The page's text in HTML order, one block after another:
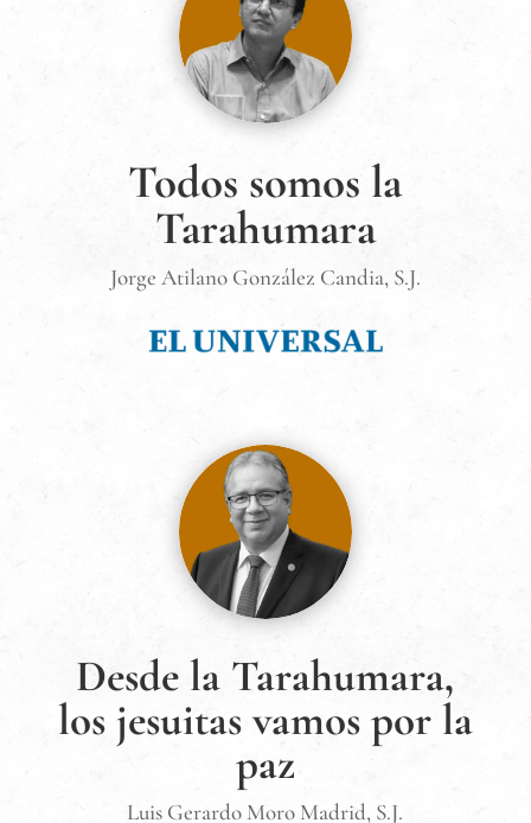
Todos somos la
Tarahumara
Jorge Atilano González Candia, S.J.
Desde la Tarahumara,
los jesuitas vamos por la
paz
Luis Gerardo Moro Madrid, S.J.